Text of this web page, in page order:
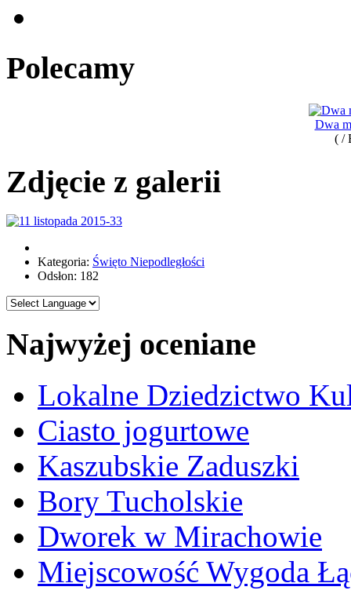
Polecamy
Dwa
( /
Zdjęcie z galerii
Kategoria: Święto Niepodległości
Odsłon: 182
Najwyżej oceniane
Lokalne Dziedzictwo
Ciasto jogurtowe
Kaszubskie Zaduszki
Bory Tucholskie
Dworek w Mirachowie
Miejscowość Wygoda